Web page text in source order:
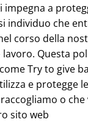
impegna a
individuo che
corso della
Questa
Try to give
e protegge
o
sito web